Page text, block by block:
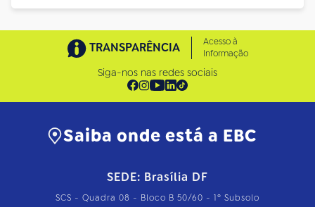
TRANSPARÊNCIA
Acesso à
Informação
Siga-nos nas redes sociais
Saiba onde está a EBC
SEDE: Brasília DF
SCS - Quadra 08 - Bloco B 50/60 - 1º Subsolo